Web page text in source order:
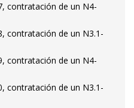
contratación de un N4-
contratación de un N3.1-
contratación de un N4-
contratación de un N3.1-